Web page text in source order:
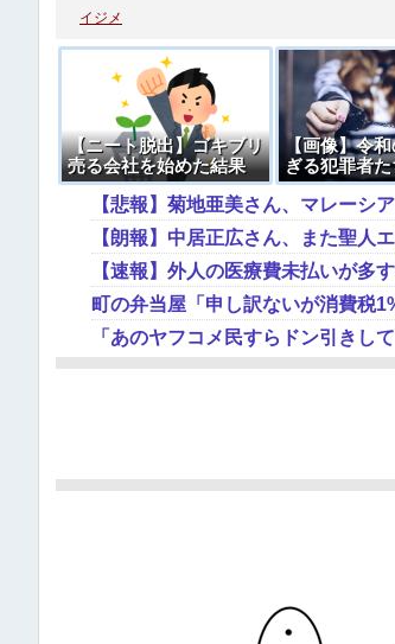
イジメ
【ニート脱出】ゴキブリ
売る会社を始めた結果
【画像】令
ぎる犯罪者
ら →
【朗報】中居正広さん、また聖人
【速報】外人の医療費未払いが多
町の弁当屋「申し訳ないが消費税